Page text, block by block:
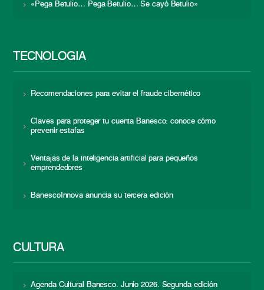
«Pega Betulio… Pega Betulio… Se cayó Betulio»
TECNOLOGÍA
Recomendaciones para evitar el fraude cibernético
Claves para proteger tu cuenta Banesco: conoce cómo
prevenir estafas
Ventajas de la inteligencia artificial para pequeños
emprendedores
BanescoInnova anuncia su tercera edición
CULTURA
Agenda Cultural Banesco. Junio 2026. Segunda edición